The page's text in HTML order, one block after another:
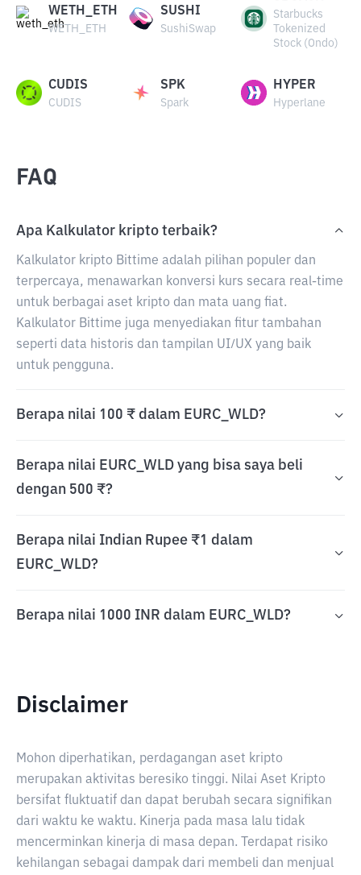
WETH_ETH
WETH_ETH
SUSHI
SushiSwap
Starbucks
Tokenized
Stock (Ondo)
CUDIS
CUDIS
SPK
Spark
HYPER
Hyperlane
FAQ
Apa Kalkulator kripto terbaik?
Kalkulator kripto Bittime adalah pilihan populer dan
terpercaya, menawarkan konversi kurs secara real-time
untuk berbagai aset kripto dan mata uang fiat.
Kalkulator Bittime juga menyediakan fitur tambahan
seperti data historis dan tampilan UI/UX yang baik
untuk pengguna.
Berapa nilai 100 ₹ dalam EURC_WLD?
Berapa nilai EURC_WLD yang bisa saya beli
dengan 500 ₹?
Berapa nilai Indian Rupee ₹1 dalam
EURC_WLD?
Berapa nilai 1000 INR dalam EURC_WLD?
Disclaimer
Mohon diperhatikan, perdagangan aset kripto
merupakan aktivitas beresiko tinggi. Nilai Aset Kripto
bersifat fluktuatif dan dapat berubah secara signifikan
dari waktu ke waktu. Kinerja pada masa lalu tidak
mencerminkan kinerja di masa depan. Terdapat risiko
kehilangan sebagai dampak dari membeli dan menjual